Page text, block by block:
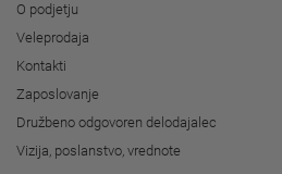
O podjetju
Veleprodaja
Kontakti
Zaposlovanje
Družbeno odgovoren delodajalec
Vizija, poslanstvo, vrednote